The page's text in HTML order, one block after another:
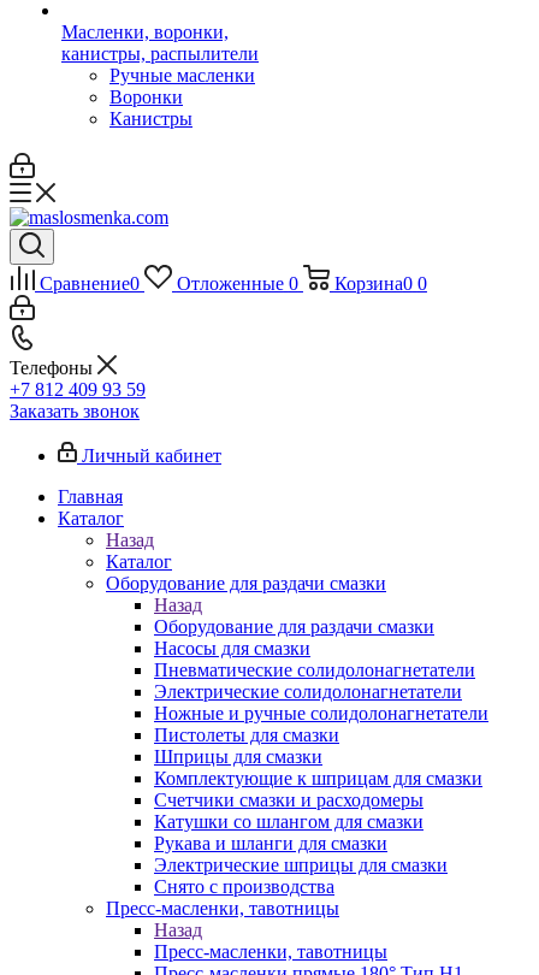
Масленки, воронки,
канистры, распылители
Ручные масленки
Воронки
Канистры
Сравнение0 Отложенные 0 Корзина0 0
Телефоны
+7 812 409 93 59
Заказать звонок
Личный кабинет
Главная
Каталог
Назад
Каталог
Оборудование для раздачи смазки
Назад
Оборудование для раздачи смазки
Насосы для смазки
Пневматические солидолонагнетатели
Электрические солидолонагнетатели
Ножные и ручные солидолонагнетатели
Пистолеты для смазки
Шприцы для смазки
Комплектующие к шприцам для смазки
Счетчики смазки и расходомеры
Катушки со шлангом для смазки
Рукава и шланги для смазки
Электрические шприцы для смазки
Снято с производства
Пресс-масленки, тавотницы
Назад
Пресс-масленки, тавотницы